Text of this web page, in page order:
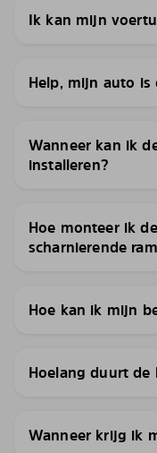
Ik kan mijn
Help, mijn auto is
Wanneer kan ik
installeren?
Hoe monteer ik
scharnierende
Hoe kan ik mijn
Hoelang duurt de
Wanneer krijg ik